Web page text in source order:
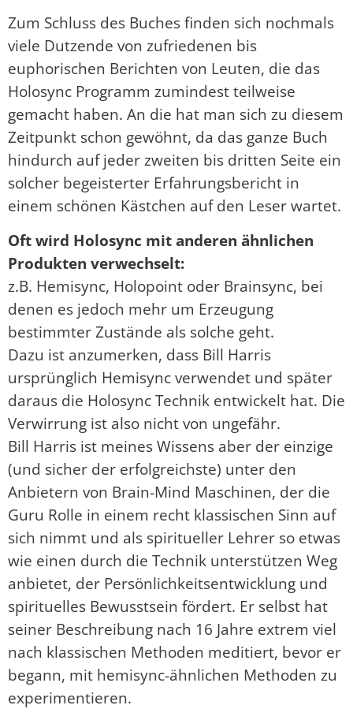
Zum Schluss des Buches finden sich nochmals
viele Dutzende von zufriedenen bis
euphorischen Berichten von Leuten, die das
Holosync Programm zumindest teilweise
gemacht haben. An die hat man sich zu diesem
Zeitpunkt schon gewöhnt, da das ganze Buch
hindurch auf jeder zweiten bis dritten Seite ein
solcher begeisterter Erfahrungsbericht in
einem schönen Kästchen auf den Leser wartet.
Oft wird Holosync mit anderen ähnlichen
Produkten verwechselt:
z.B. Hemisync, Holopoint oder Brainsync, bei
denen es jedoch mehr um Erzeugung
bestimmter Zustände als solche geht.
Dazu ist anzumerken, dass Bill Harris
ursprünglich Hemisync verwendet und später
daraus die Holosync Technik entwickelt hat. Die
Verwirrung ist also nicht von ungefähr.
Bill Harris ist meines Wissens aber der einzige
(und sicher der erfolgreichste) unter den
Anbietern von Brain-Mind Maschinen, der die
Guru Rolle in einem recht klassischen Sinn auf
sich nimmt und als spiritueller Lehrer so etwas
wie einen durch die Technik unterstützen Weg
anbietet, der Persönlichkeitsentwicklung und
spirituelles Bewusstsein fördert. Er selbst hat
seiner Beschreibung nach 16 Jahre extrem viel
nach klassischen Methoden meditiert, bevor er
begann, mit hemisync-ähnlichen Methoden zu
experimentieren.